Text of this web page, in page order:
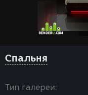
Спальня
Тип галереи: